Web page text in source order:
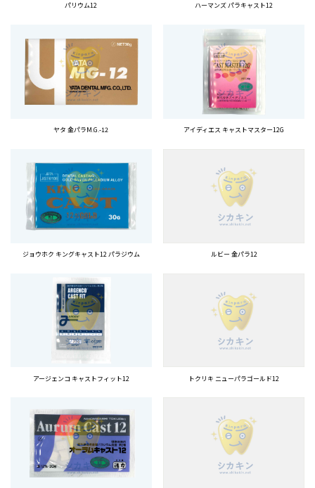
パリウム12 ハーマンズ パラキャスト12
ヤタ 金パラM.G.-12 アイディエス キャストマスター12G
ジョウホク キングキャスト12 パラジウム ルビー 金パラ12
アージェンコ キャストフィット12 トクリキ ニューパラゴールド12